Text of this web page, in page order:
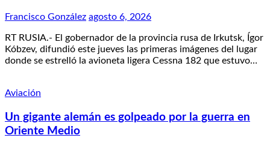
Francisco González agosto 6, 2026
RT RUSIA.- El gobernador de la provincia rusa de Irkutsk, Ígor
Kóbzev, difundió este jueves las primeras imágenes del lugar
donde se estrelló la avioneta ligera Cessna 182 que estuvo…
Aviación
Un gigante alemán es golpeado por la guerra en
Oriente Medio